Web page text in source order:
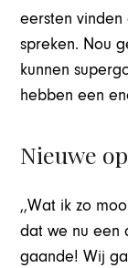
eersten
spreken. Nou
kunnen
hebben een
Nieuwe
,,Wat ik zo
dat we nu een
gaande! Wij